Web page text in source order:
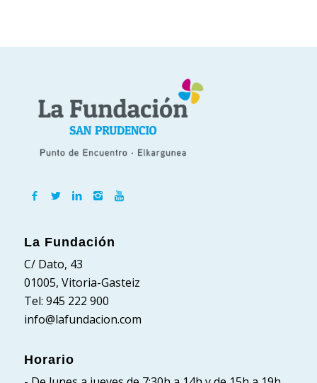
La Fundación
C/ Dato, 43
01005, Vitoria-Gasteiz
Tel: 945 222 900
info@lafundacion.com
Horario